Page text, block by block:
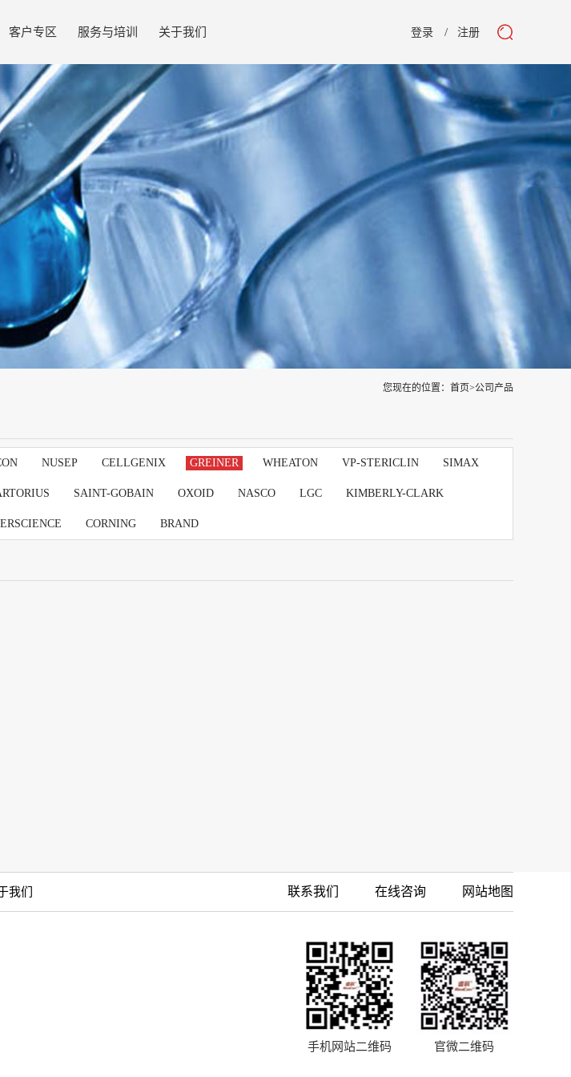
登录 注册
客户专区 服务与培训 关于我们
您现在的位置： 首页>公司产品
NUSEP CELLGENIX GREINER WHEATON VP-STERICLIN SIMAX
SAINT-GOBAIN OXOID NASCO LGC KIMBERLY-CLARK
CORNING BRAND
我们 联系我们 在线咨询 网站地图
官微二维码
手机网站二维码